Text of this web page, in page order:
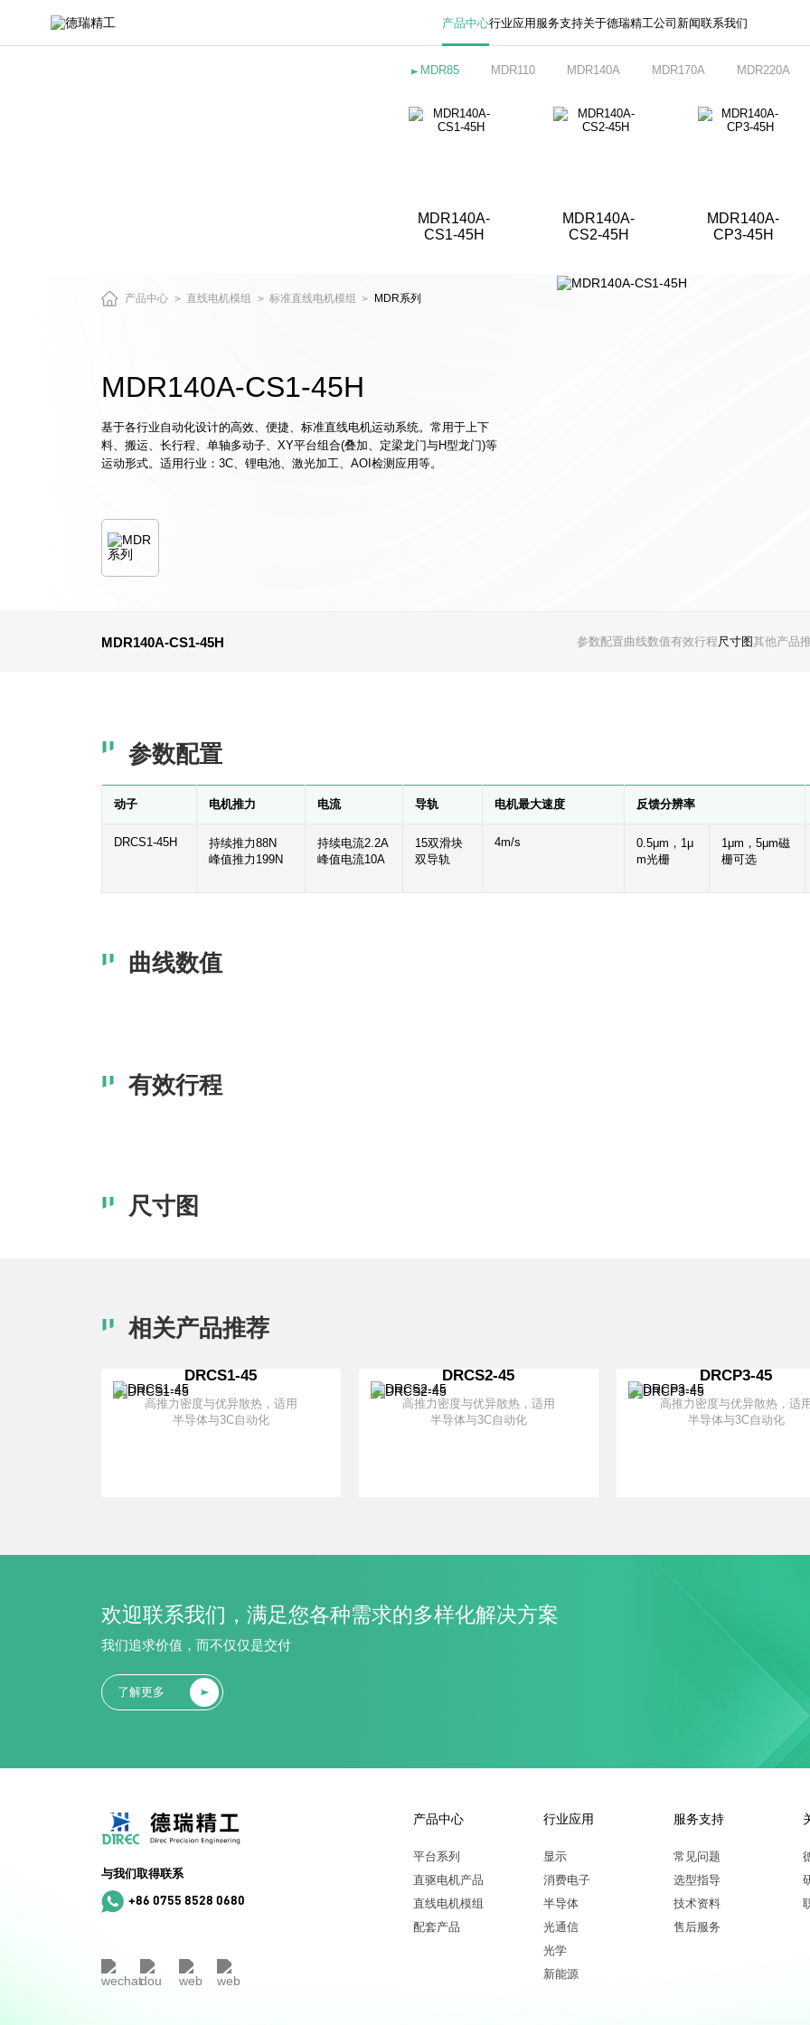
45H-
产品中心行业应用服务支持关于德瑞精工公司新闻联系我们
MDR85 MDR110 MDR140A MDR170A MDR220A
MDR140A-
CS1-45H
MDR140A-
CS2-45H
MDR140A-
CP3-45H
产品中心 > 直线电机模组 > 标准直线电机模组 > MDR系列
MDR140A-CS1-45H
基于各行业自动化设计的高效、便捷、标准直线电机运动系统。常用于上下
料、搬运、长行程、单轴多动子、XY平台组合(叠加、定梁龙门与H型龙门)等
运动形式。适用行业：3C、锂电池、激光加工、AOI检测应用等。
MDR140A-CS1-45H 参数配置曲线数值有效行程尺寸图其他产品
参数配置
动子 电机推力 电流 导轨 电机最大速度 反馈分辨率
DRCS1-45H
持续推力88N
峰值推力199N
持续电流2.2A
峰值电流10A
15双滑块
双导轨
4m/s
0.5μm，1μ
m光栅
1μm，5μm磁
栅可选
曲线数值
有效行程
尺寸图
相关产品推荐
DRCS1-45
高推力密度与优异散热，适用
半导体与3C自动化
DRCS2-45
高推力密度与优异散热，适用
半导体与3C自动化
DRCP3-45
高推力密度与优异散热，适
半导体与3C自动化
欢迎联系我们，满足您各种需求的多样化解决方案
我们追求价值，而不仅仅是交付
了解更多
与我们取得联系
+86 0755 8528 0680
产品中心
平台系列
直驱电机产品
直线电机模组
配套产品
行业应用
显示
消费电子
半导体
光通信
光学
新能源
服务支持
常见问题
选型指导
技术资料
售后服务